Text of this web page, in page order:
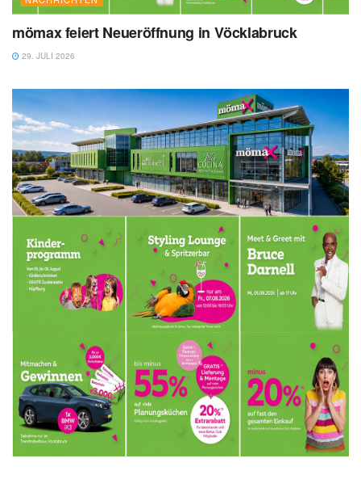
mömax feiert Neueröffnung in Vöcklabruck
29. JULI 2026